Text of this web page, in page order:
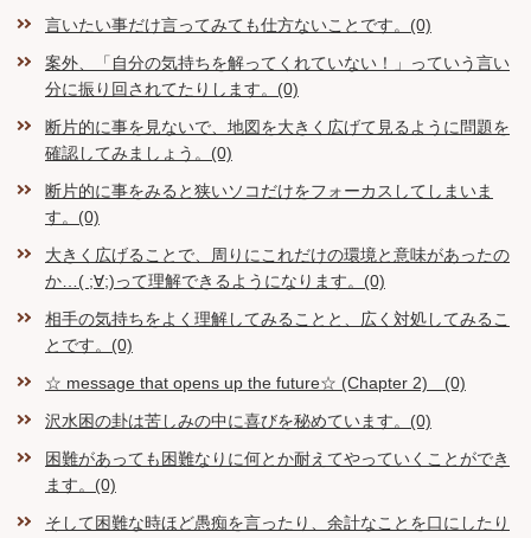
言いたい事だけ言ってみても仕方ないことです。(0)
案外、「自分の気持ちを解ってくれていない！」っていう言い
分に振り回されてたりします。(0)
断片的に事を見ないで、地図を大きく広げて見るように問題を
確認してみましょう。(0)
断片的に事をみると狭いソコだけをフォーカスしてしまいま
す。(0)
大きく広げることで、周りにこれだけの環境と意味があったの
か…( ;∀;)って理解できるようになります。(0)
相手の気持ちをよく理解してみることと、広く対処してみるこ
とです。(0)
☆ message that opens up the future☆ (Chapter 2) (0)
沢水困の卦は苦しみの中に喜びを秘めています。(0)
困難があっても困難なりに何とか耐えてやっていくことができ
ます。(0)
そして困難な時ほど愚痴を言ったり、余計なことを口にしたり